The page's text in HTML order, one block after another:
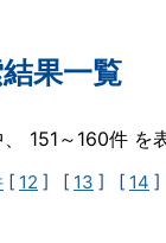
果一覧
151～160件 を
[ 12 ] [ 13 ] [ 14